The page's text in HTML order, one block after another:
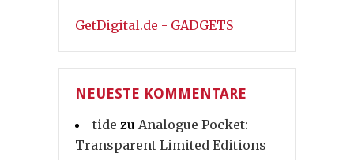
GetDigital.de - GADGETS
NEUESTE KOMMENTARE
tide zu Analogue Pocket:
Transparent Limited Editions